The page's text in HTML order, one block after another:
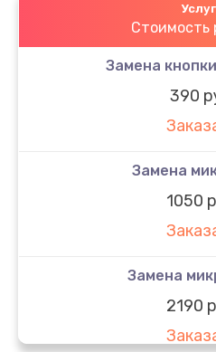
Стоимость
Замена
390
Замена
1050
Замена
2190